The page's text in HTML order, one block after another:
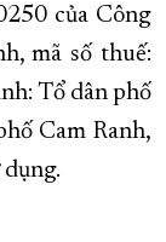
của Công
mã số thuế:
Tổ dân phố
Cam Ranh,